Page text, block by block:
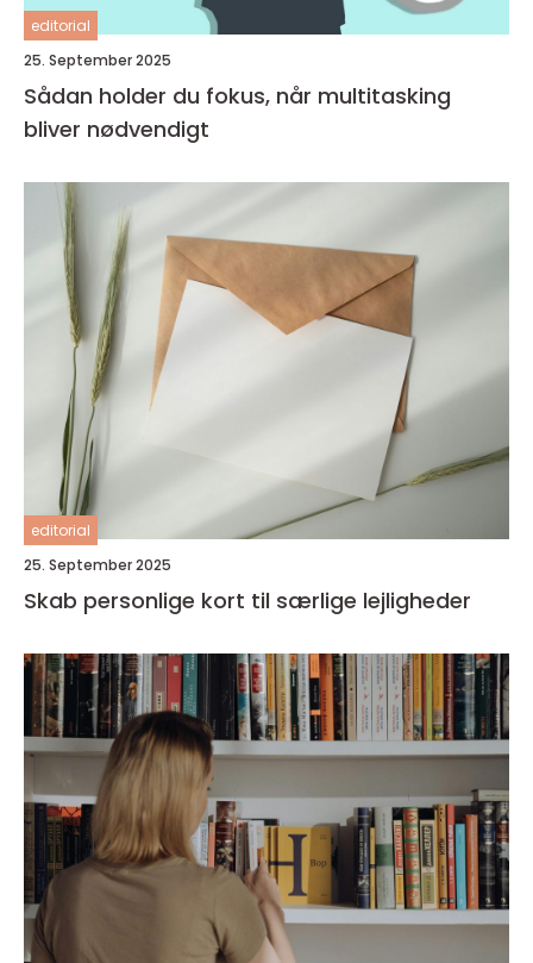
editorial
25. September 2025
Sådan holder du fokus, når multitasking
bliver nødvendigt
editorial
25. September 2025
Skab personlige kort til særlige lejligheder